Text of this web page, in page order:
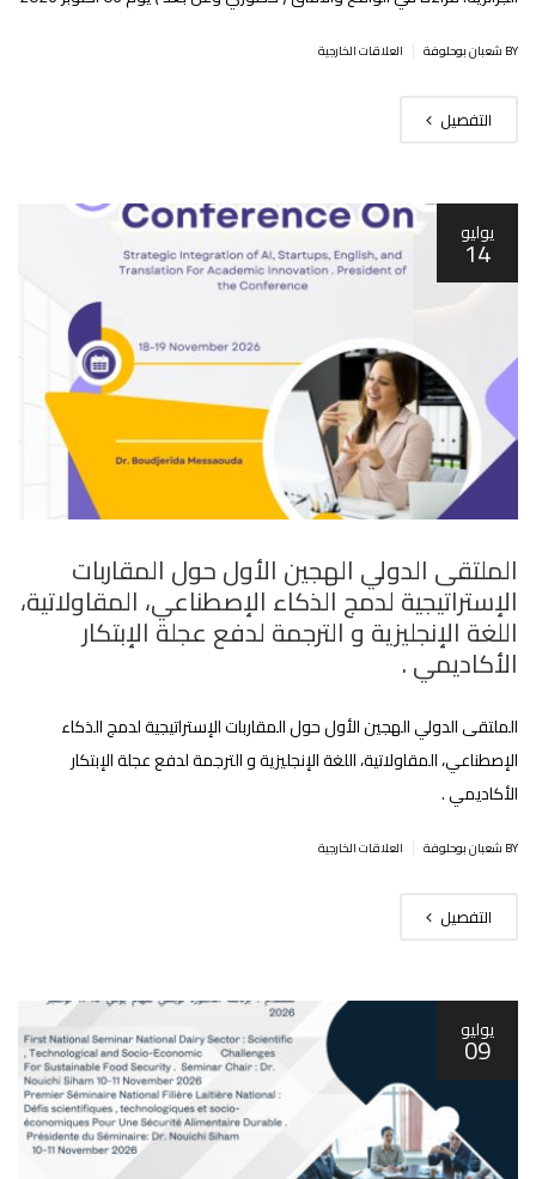
BY شعبان بوحلوفة العلاقات الخارجية
التفصيل
يوليو
14
الملتقى الدولي الهجين الأول حول المقاربات
الإستراتيجية لدمج الذكاء الإصطناعي، المقاولاتية،
اللغة الإنجليزية و الترجمة لدفع عجلة الإبتكار
الأكاديمي .
الملتقى الدولي الهجين الأول حول المقاربات الإستراتيجية لدمج الذكاء
الإصطناعي، المقاولاتية، اللغة الإنجليزية و الترجمة لدفع عجلة الإبتكار
الأكاديمي .
BY شعبان بوحلوفة العلاقات الخارجية
التفصيل
يوليو
09